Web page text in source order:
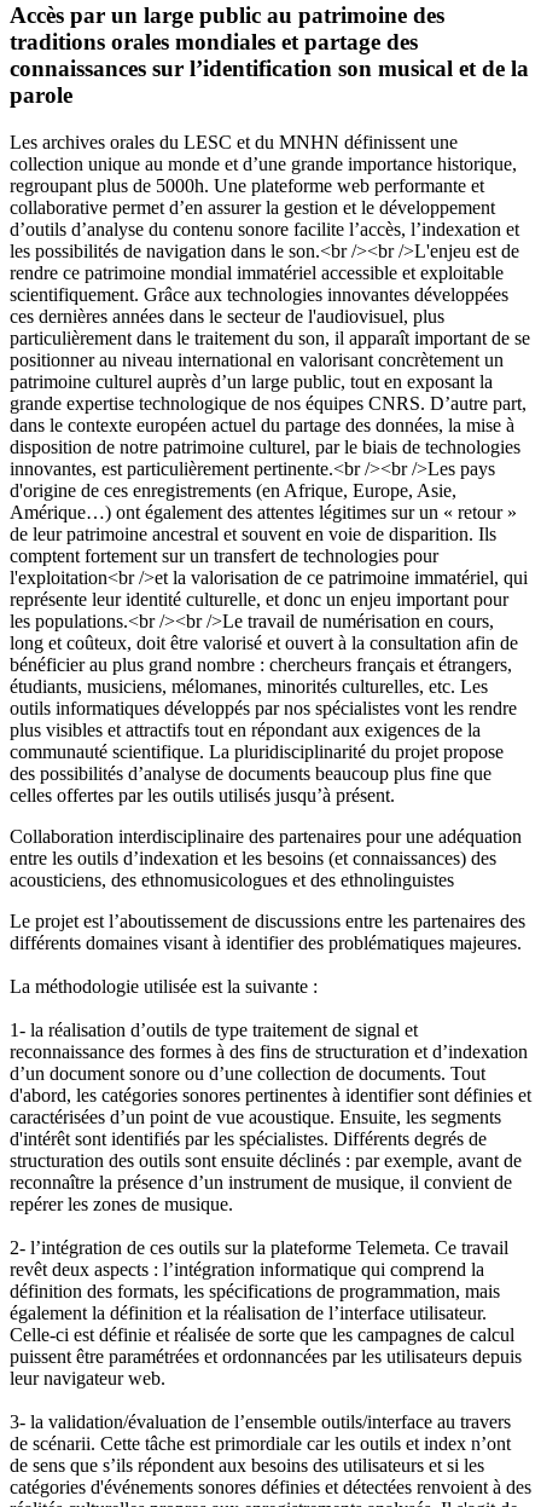
Accès par un large public au patrimoine des
traditions orales mondiales et partage des
connaissances sur l’identification son musical et de la
parole
Les archives orales du LESC et du MNHN définissent une
collection unique au monde et d’une grande importance historique,
regroupant plus de 5000h. Une plateforme web performante et
collaborative permet d’en assurer la gestion et le développement
d’outils d’analyse du contenu sonore facilite l’accès, l’indexation et
les possibilités de navigation dans le son.<br /><br />L'enjeu est de
rendre ce patrimoine mondial immatériel accessible et exploitable
scientifiquement. Grâce aux technologies innovantes développées
ces dernières années dans le secteur de l'audiovisuel, plus
particulièrement dans le traitement du son, il apparaît important de se
positionner au niveau international en valorisant concrètement un
patrimoine culturel auprès d’un large public, tout en exposant la
grande expertise technologique de nos équipes CNRS. D’autre part,
dans le contexte européen actuel du partage des données, la mise à
disposition de notre patrimoine culturel, par le biais de technologies
innovantes, est particulièrement pertinente.<br /><br />Les pays
d'origine de ces enregistrements (en Afrique, Europe, Asie,
Amérique…) ont également des attentes légitimes sur un « retour »
de leur patrimoine ancestral et souvent en voie de disparition. Ils
comptent fortement sur un transfert de technologies pour
l'exploitation<br />et la valorisation de ce patrimoine immatériel, qui
représente leur identité culturelle, et donc un enjeu important pour
les populations.<br /><br />Le travail de numérisation en cours,
long et coûteux, doit être valorisé et ouvert à la consultation afin de
bénéficier au plus grand nombre : chercheurs français et étrangers,
étudiants, musiciens, mélomanes, minorités culturelles, etc. Les
outils informatiques développés par nos spécialistes vont les rendre
plus visibles et attractifs tout en répondant aux exigences de la
communauté scientifique. La pluridisciplinarité du projet propose
des possibilités d’analyse de documents beaucoup plus fine que
celles offertes par les outils utilisés jusqu’à présent.
Collaboration interdisciplinaire des partenaires pour une adéquation
entre les outils d’indexation et les besoins (et connaissances) des
acousticiens, des ethnomusicologues et des ethnolinguistes
Le projet est l’aboutissement de discussions entre les partenaires des
différents domaines visant à identifier des problématiques majeures.
La méthodologie utilisée est la suivante :
1- la réalisation d’outils de type traitement de signal et
reconnaissance des formes à des fins de structuration et d’indexation
d’un document sonore ou d’une collection de documents. Tout
d'abord, les catégories sonores pertinentes à identifier sont définies et
caractérisées d’un point de vue acoustique. Ensuite, les segments
d'intérêt sont identifiés par les spécialistes. Différents degrés de
structuration des outils sont ensuite déclinés : par exemple, avant de
reconnaître la présence d’un instrument de musique, il convient de
repérer les zones de musique.
2- l’intégration de ces outils sur la plateforme Telemeta. Ce travail
revêt deux aspects : l’intégration informatique qui comprend la
définition des formats, les spécifications de programmation, mais
également la définition et la réalisation de l’interface utilisateur.
Celle-ci est définie et réalisée de sorte que les campagnes de calcul
puissent être paramétrées et ordonnancées par les utilisateurs depuis
leur navigateur web.
3- la validation/évaluation de l’ensemble outils/interface au travers
de scénarii. Cette tâche est primordiale car les outils et index n’ont
de sens que s’ils répondent aux besoins des utilisateurs et si les
catégories d'événements sonores définies et détectées renvoient à des